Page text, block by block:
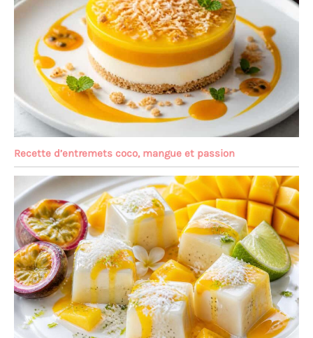
Recette d’entremets coco, mangue et passion